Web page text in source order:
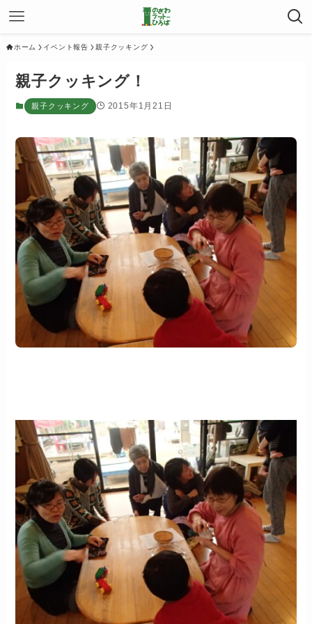
ホーム イベント報告 親子クッキング
親子クッキング！
親子クッキング 2015年1月21日